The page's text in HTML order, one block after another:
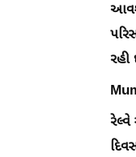
રહી
રેલ્વે